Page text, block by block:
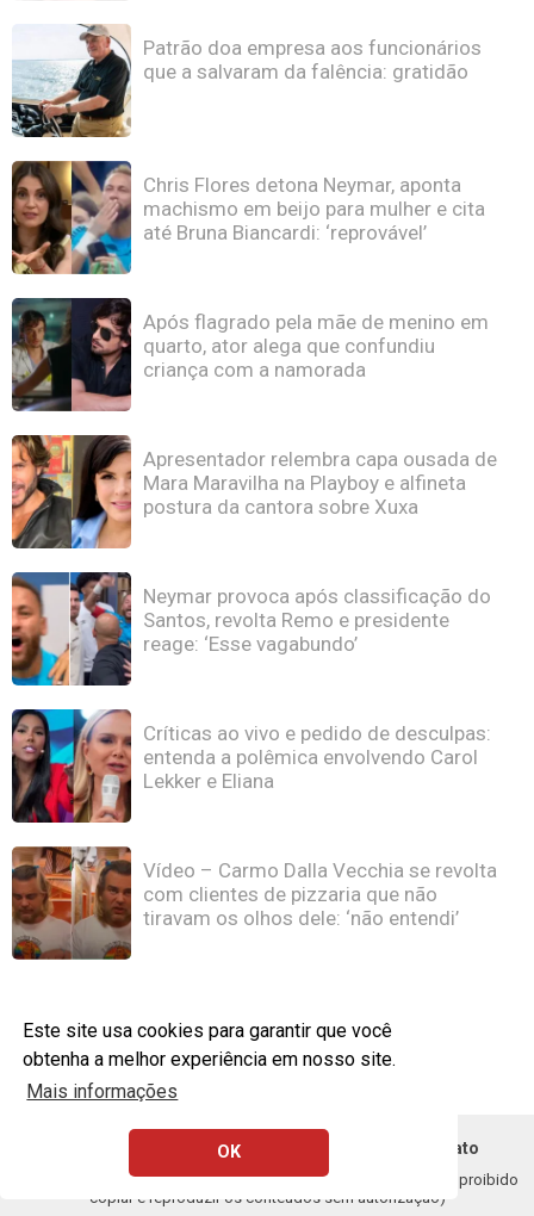
Este site usa cookies para garantir que você
obtenha a melhor experiência em nosso site.
Mais informações
OK
Patrão doa empresa aos funcionários
que a salvaram da falência: gratidão
Chris Flores detona Neymar, aponta
machismo em beijo para mulher e cita
até Bruna Biancardi: ‘reprovável’
Após flagrado pela mãe de menino em
quarto, ator alega que confundiu
criança com a namorada
Apresentador relembra capa ousada de
Mara Maravilha na Playboy e alfineta
postura da cantora sobre Xuxa
Neymar provoca após classificação do
Santos, revolta Remo e presidente
reage: ‘Esse vagabundo’
Críticas ao vivo e pedido de desculpas:
entenda a polêmica envolvendo Carol
Lekker e Eliana
Vídeo – Carmo Dalla Vecchia se revolta
com clientes de pizzaria que não
tiravam os olhos dele: ‘não entendi’
Política de Privacidade Remoção DMCA - Contato
Copyright © 2020 - 2026 1FEED. Todos os direitos resercados (É proibido
copiar e reproduzir os conteúdos sem autorização)